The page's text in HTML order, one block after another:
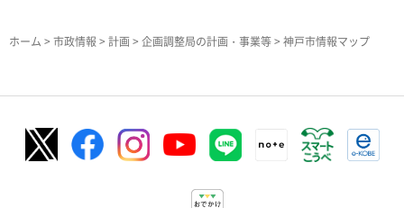
ホーム > 市政情報 > 計画> 企画調整局の計画・事業等> 神戸市情報マップ